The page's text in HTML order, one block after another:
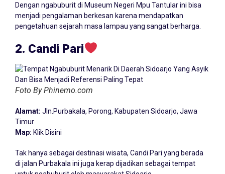
Dengan ngabuburit di Museum Negeri Mpu Tantular ini bisa
menjadi pengalaman berkesan karena mendapatkan
pengetahuan sejarah masa lampau yang sangat berharga.
2. Candi Pari
Foto By Phinemo.com
Alamat: Jln.Purbakala, Porong, Kabupaten Sidoarjo, Jawa
Timur
Map: Klik Disini
Tak hanya sebagai destinasi wisata, Candi Pari yang berada
di jalan Purbakala ini juga kerap dijadikan sebagai tempat